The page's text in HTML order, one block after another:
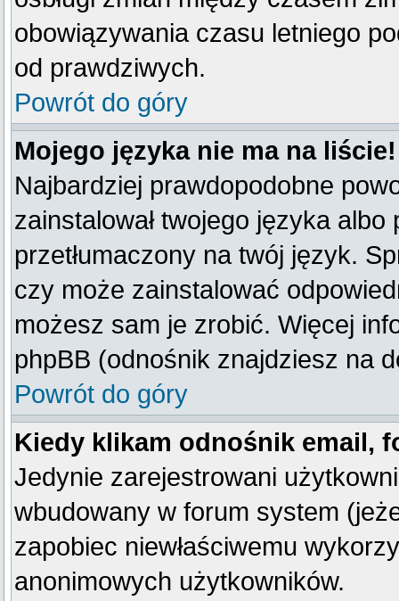
obowiązywania czasu letniego
od prawdziwych.
Powrót do góry
Mojego języka nie ma na liście!
Najbardziej prawdopodobne
zainstalował twojego języka
przetłumaczony na twój język.
czy może zainstalować
możesz sam je zrobić. Więcej
phpBB (odnośnik znajdziesz na
Powrót do góry
Kiedy klikam odnośnik email,
Jedynie zarejestrowani
wbudowany w forum system
zapobiec niewłaściwemu
anonimowych użytkowników.